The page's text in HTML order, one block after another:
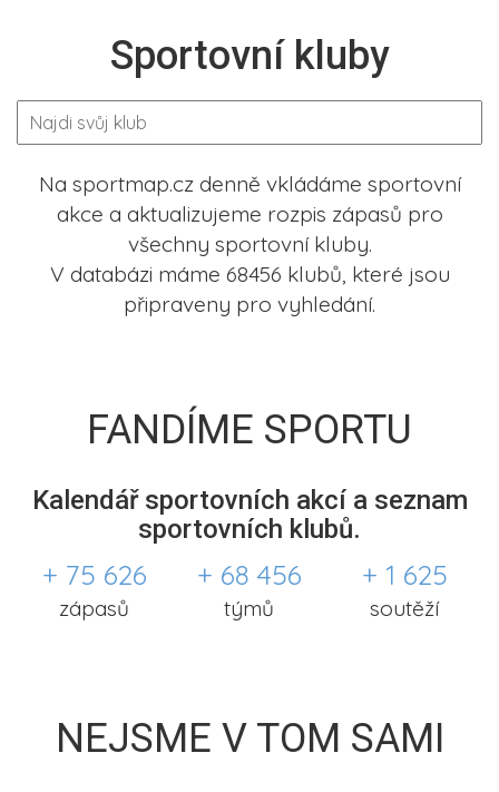
Sportovní kluby
Na sportmap.cz denně vkládáme sportovní
akce a aktualizujeme rozpis zápasů pro
všechny sportovní kluby.
V databázi máme 68456 klubů, které jsou
připraveny pro vyhledání.
FANDÍME SPORTU
Kalendář sportovních akcí a seznam
sportovních klubů.
+ 75 626
zápasů
+ 68 456
týmů
+ 1 625
soutěží
NEJSME V TOM SAMI